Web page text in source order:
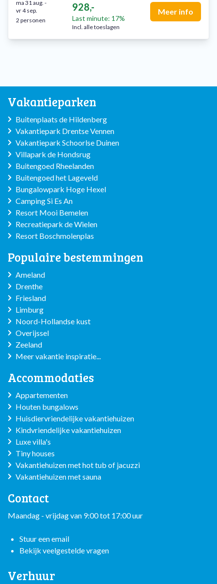
928,-
Last minute: 17%
Incl. alle toeslagen
ma 31 aug. -
vr 4 sep.
2 personen
Meer info
Vakantieparken
Buitenplaats de Hildenberg
Vakantiepark Drentse Vennen
Vakantiepark Schoorlse Duinen
Villapark de Hondsrug
Buitengoed Rheelanden
Buitengoed het Lageveld
Bungalowpark Hoge Hexel
Camping Si Es An
Resort Mooi Bemelen
Recreatiepark de Wielen
Resort Boschmolenplas
Populaire bestemmingen
Ameland
Drenthe
Friesland
Limburg
Noord-Hollandse kust
Overijssel
Zeeland
Meer vakantie inspiratie...
Accommodaties
Appartementen
Houten bungalows
Huisdiervriendelijke vakantiehuizen
Kindvriendelijke vakantiehuizen
Luxe villa's
Tiny houses
Vakantiehuizen met hot tub of jacuzzi
Vakantiehuizen met sauna
Contact
Maandag - vrijdag van 9:00 tot 17:00 uur
Stuur een email
Bekijk veelgestelde vragen
Verhuur